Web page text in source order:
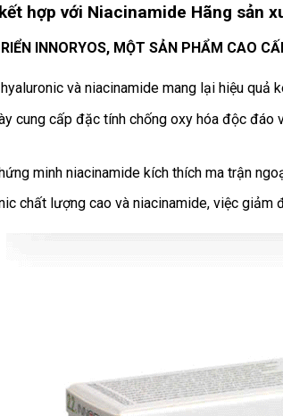
hợp với Niacinamide Hãng sản
INNORYOS, MỘT SẢN PHẨM CAO
và niacinamide mang lại hiệu quả
cung cấp đặc tính chống oxy hóa độc
minh niacinamide kích thích ma trận
chất lượng cao và niacinamide, việc